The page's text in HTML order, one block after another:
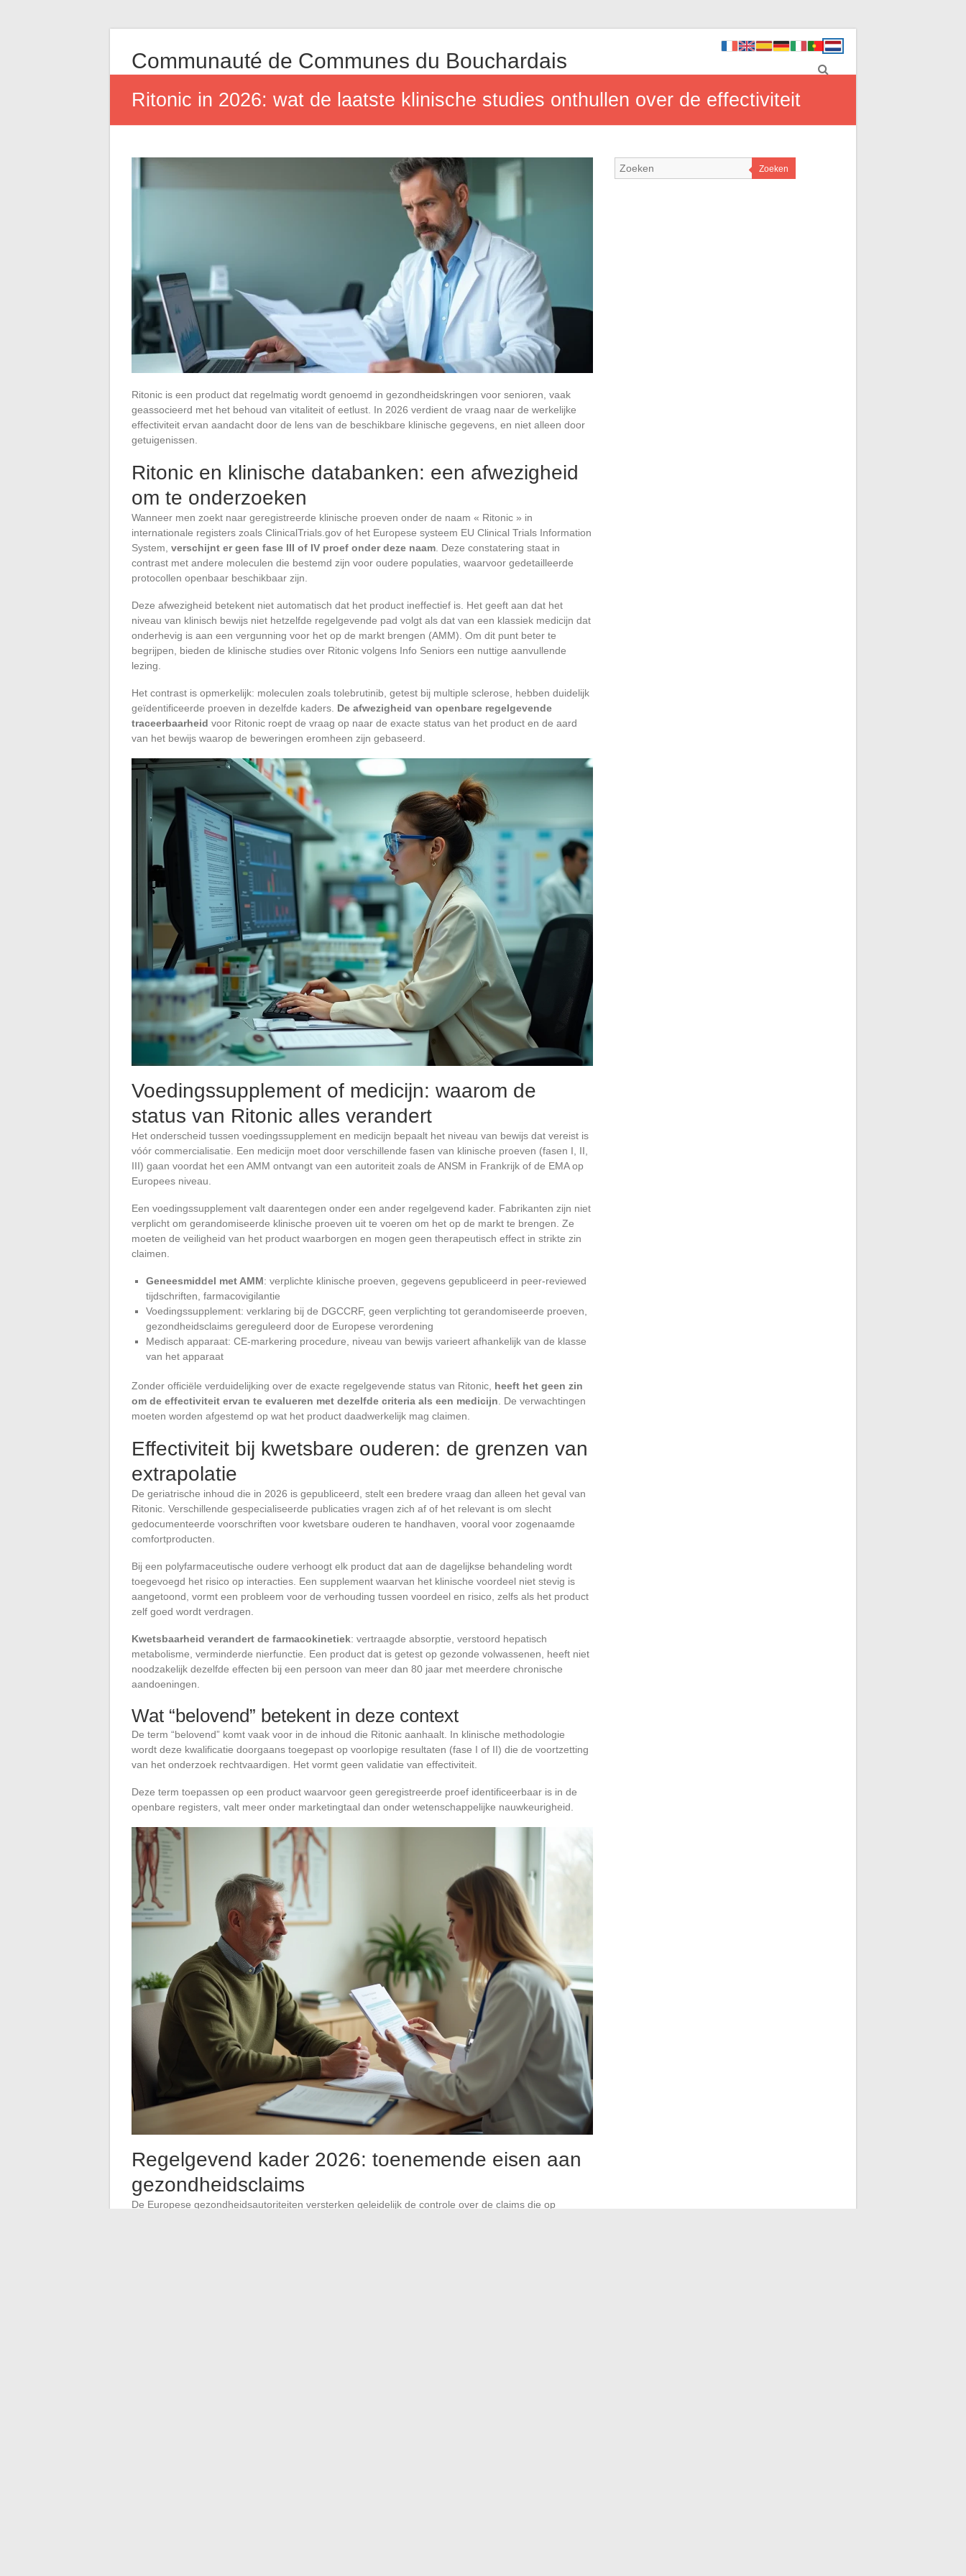
Communauté de Communes du Bouchardais
Ritonic in 2026: wat de laatste klinische studies onthullen over de effectiviteit
Ritonic is een product dat regelmatig wordt genoemd in gezondheidskringen voor senioren, vaak
geassocieerd met het behoud van vitaliteit of eetlust. In 2026 verdient de vraag naar de werkelijke
effectiviteit ervan aandacht door de lens van de beschikbare klinische gegevens, en niet alleen door
getuigenissen.
Ritonic en klinische databanken: een afwezigheid
om te onderzoeken
Wanneer men zoekt naar geregistreerde klinische proeven onder de naam « Ritonic » in
internationale registers zoals ClinicalTrials.gov of het Europese systeem EU Clinical Trials Information
System, verschijnt er geen fase III of IV proef onder deze naam . Deze constatering staat in
contrast met andere moleculen die bestemd zijn voor oudere populaties, waarvoor gedetailleerde
protocollen openbaar beschikbaar zijn.
Deze afwezigheid betekent niet automatisch dat het product ineffectief is. Het geeft aan dat het
niveau van klinisch bewijs niet hetzelfde regelgevende pad volgt als dat van een klassiek medicijn dat
onderhevig is aan een vergunning voor het op de markt brengen (AMM). Om dit punt beter te
begrijpen, bieden de klinische studies over Ritonic volgens Info Seniors een nuttige aanvullende
lezing.
Het contrast is opmerkelijk: moleculen zoals tolebrutinib, getest bij multiple sclerose, hebben duidelijk
geïdentificeerde proeven in dezelfde kaders. De afwezigheid van openbare regelgevende
traceerbaarheid voor Ritonic roept de vraag op naar de exacte status van het product en de aard
van het bewijs waarop de beweringen eromheen zijn gebaseerd.
Voedingssupplement of medicijn: waarom de
status van Ritonic alles verandert
Het onderscheid tussen voedingssupplement en medicijn bepaalt het niveau van bewijs dat vereist is
vóór commercialisatie. Een medicijn moet door verschillende fasen van klinische proeven (fasen I, II,
III) gaan voordat het een AMM ontvangt van een autoriteit zoals de ANSM in Frankrijk of de EMA op
Europees niveau.
Een voedingssupplement valt daarentegen onder een ander regelgevend kader. Fabrikanten zijn niet
verplicht om gerandomiseerde klinische proeven uit te voeren om het op de markt te brengen. Ze
moeten de veiligheid van het product waarborgen en mogen geen therapeutisch effect in strikte zin
claimen.
Geneesmiddel met AMM: verplichte klinische proeven, gegevens gepubliceerd in peer-reviewed
tijdschriften, farmacovigilantie
Voedingssupplement: verklaring bij de DGCCRF, geen verplichting tot gerandomiseerde proeven,
gezondheidsclaims gereguleerd door de Europese verordening
Medisch apparaat: CE-markering procedure, niveau van bewijs varieert afhankelijk van de klasse
van het apparaat
Zonder officiële verduidelijking over de exacte regelgevende status van Ritonic, heeft het geen zin
om de effectiviteit ervan te evalueren met dezelfde criteria als een medicijn . De verwachtingen
moeten worden afgestemd op wat het product daadwerkelijk mag claimen.
Effectiviteit bij kwetsbare ouderen: de grenzen van
extrapolatie
De geriatrische inhoud die in 2026 is gepubliceerd, stelt een bredere vraag dan alleen het geval van
Ritonic. Verschillende gespecialiseerde publicaties vragen zich af of het relevant is om slecht
gedocumenteerde voorschriften voor kwetsbare ouderen te handhaven, vooral voor zogenaamde
comfortproducten.
Bij een polyfarmaceutische oudere verhoogt elk product dat aan de dagelijkse behandeling wordt
toegevoegd het risico op interacties. Een supplement waarvan het klinische voordeel niet stevig is
aangetoond, vormt een probleem voor de verhouding tussen voordeel en risico, zelfs als het product
zelf goed wordt verdragen.
Kwetsbaarheid verandert de farmacokinetiek: vertraagde absorptie, verstoord hepatisch
metabolisme, verminderde nierfunctie. Een product dat is getest op gezonde volwassenen, heeft niet
noodzakelijk dezelfde effecten bij een persoon van meer dan 80 jaar met meerdere chronische
aandoeningen.
Wat “belovend” betekent in deze context
De term “belovend” komt vaak voor in de inhoud die Ritonic aanhaalt. In klinische methodologie
wordt deze kwalificatie doorgaans toegepast op voorlopige resultaten (fase I of II) die de voortzetting
van het onderzoek rechtvaardigen. Het vormt geen validatie van effectiviteit.
Deze term toepassen op een product waarvoor geen geregistreerde proef identificeerbaar is in de
openbare registers, valt meer onder marketingtaal dan onder wetenschappelijke nauwkeurigheid.
Regelgevend kader 2026: toenemende eisen aan
gezondheidsclaims
De Europese gezondheidsautoriteiten versterken geleidelijk de controle over de claims die op
Zoeken